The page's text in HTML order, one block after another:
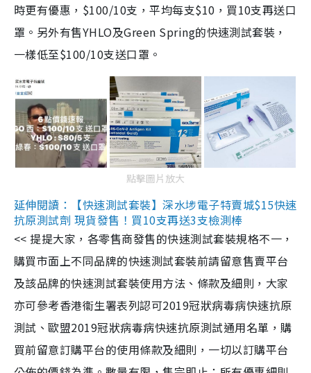
時更有優惠，$100/10支，平均每支$10，買10支再送口
罩。另外有售YHLO及Green Spring的快速測試套裝，
一樣低至$100/10支送口罩。
點擊圖片放大
延伸閱讀：【快速測試套裝】深水埗電子特賣城$15快速
抗原測試劑 現貨發售！買10支再送3支檢測棒
<< 提提大家，各零售商發售的快速測試套裝規格不一，
購買市面上不同品牌的快速測試套裝前請留意售賣平台
及該品牌的快速測試套裝使用方法、條款及細則，大家
亦可參考香港衞生署表列認可2019冠狀病毒病快速抗原
測試、歐盟2019冠狀病毒病快速抗原測試通用名單，購
買前留意訂購平台的使用條款及細則，一切以訂購平台